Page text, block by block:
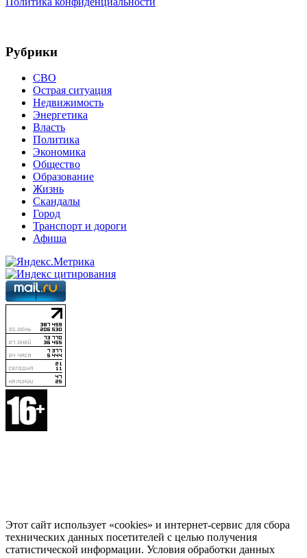
Рубрики
СВО
Острая ситуация
Недвижимость
Энергетика
Власть
Политика
Экономика
Общество
Образование
Жизнь
Скандалы
Город
Транспорт и дороги
Афиша
Этот сайт использует «cookies» и интернет-сервис для сбора
технических данных посетителей с целью получения
статистической информации. Условия обработки данных